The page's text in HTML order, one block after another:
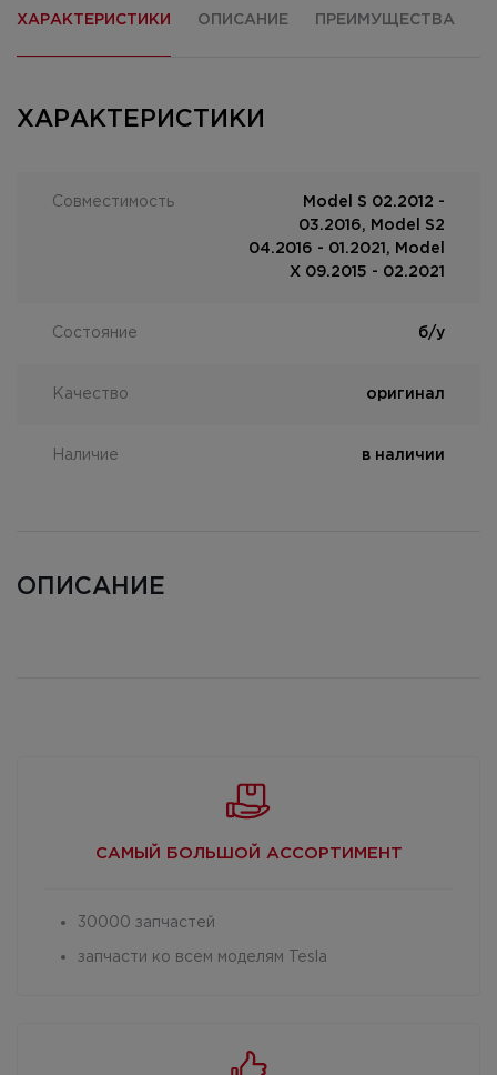
ХАРАКТЕРИСТИКИ ОПИСАНИЕ ПРЕИМУЩЕСТВА
ХАРАКТЕРИСТИКИ
Совместимость
Model S 02.2012 -
03.2016, Model S2
04.2016 - 01.2021, Model
X 09.2015 - 02.2021
Состояние б/у
Качество оригинал
Наличие в наличии
ОПИСАНИЕ
САМЫЙ БОЛЬШОЙ АССОРТИМЕНТ
30000 запчастей
запчасти ко всем моделям Tesla